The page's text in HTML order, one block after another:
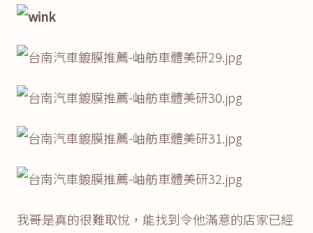
我哥是真的很難取悅，能找到令他滿意的店家已經